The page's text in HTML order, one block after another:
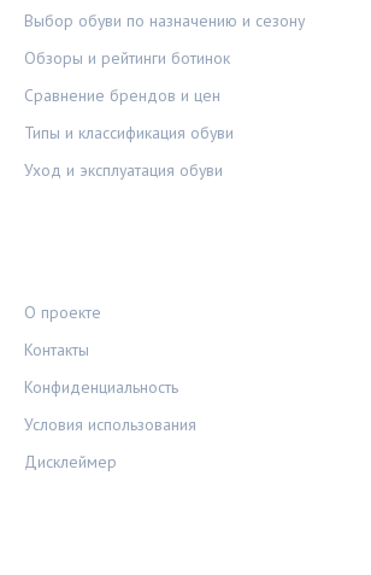
Выбор обуви по назначению и сезону
Обзоры и рейтинги ботинок
Сравнение брендов и цен
Типы и классификация обуви
Уход и эксплуатация обуви
О проекте
Контакты
Конфиденциальность
Условия использования
Дисклеймер